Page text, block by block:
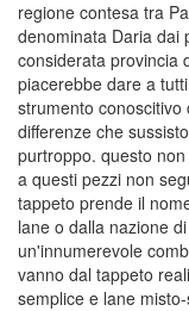
regione contesa tra
denominata Daria dai
considerata provincia
piacerebbe dare a
strumento
differenze che
purtroppo. questo
a questi pezzi non
tappeto prende il
lane o dalla nazione
un'innumerevole
vanno dal tappeto
semplice e lane